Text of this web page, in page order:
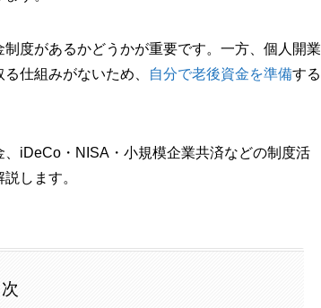
度があるかどうかが重要です。一方、個人開業
仕組みがないため、
自分で老後資金を準備する
iDeCo・NISA・小規模企業共済などの制度活
します。